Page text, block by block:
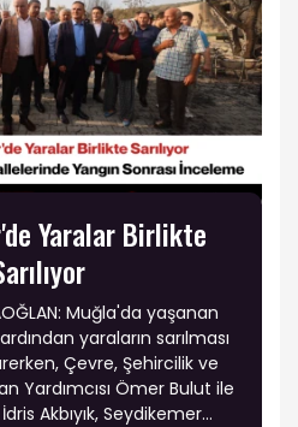
Yaralar Birlikte
Muğla'da yaşanan
yaraların sarılması
Çevre, Şehircilik ve
Yardımcısı Ömer Bulut ile
Akbıyık, Seydikemer